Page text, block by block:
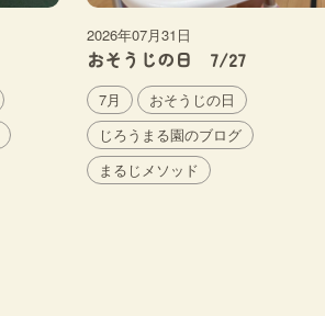
2026年07月31日
おそうじの日 7/27
7月
おそうじの日
じろうまる園のブログ
まるじメソッド